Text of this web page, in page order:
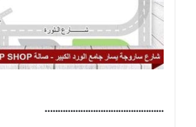
………………………………………..